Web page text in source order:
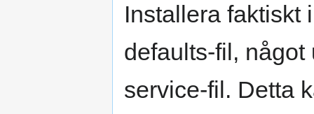
Installera faktiskt
defaults-fil,
service-fil. Detta